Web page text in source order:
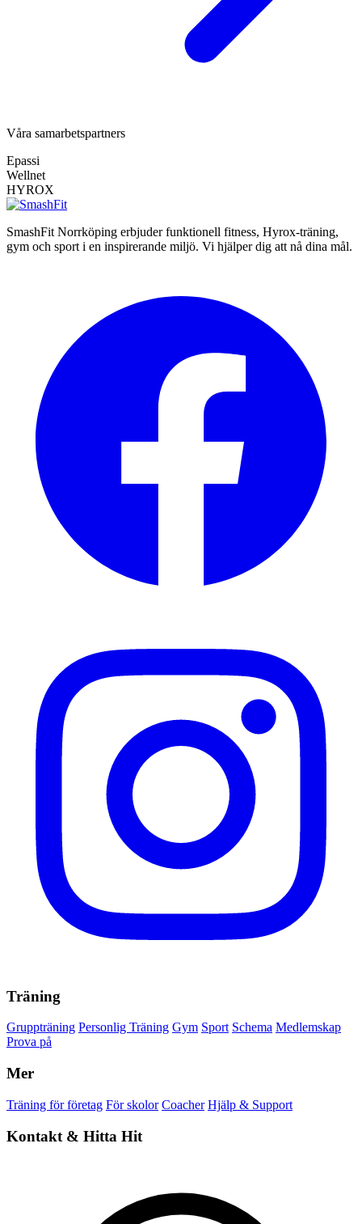
Våra samarbetspartners
Epassi
Wellnet
HYROX
SmashFit Norrköping erbjuder funktionell fitness, Hyrox-träning,
gym och sport i en inspirerande miljö. Vi hjälper dig att nå dina mål.
Träning
Gruppträning Personlig Träning Gym Sport Schema Medlemskap
Prova på
Mer
Träning för företag För skolor Coacher Hjälp & Support
Kontakt & Hitta Hit